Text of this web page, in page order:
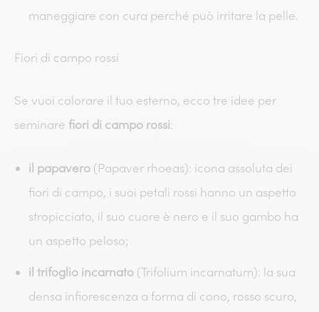
maneggiare con cura perché può irritare la pelle.
Fiori di campo rossi
Se vuoi colorare il tuo esterno, ecco tre idee per
seminare fiori di campo rossi:
il papavero (Papaver rhoeas): icona assoluta dei
fiori di campo, i suoi petali rossi hanno un aspetto
stropicciato, il suo cuore è nero e il suo gambo ha
un aspetto peloso;
il trifoglio incarnato (Trifolium incarnatum): la sua
densa infiorescenza a forma di cono, rosso scuro,